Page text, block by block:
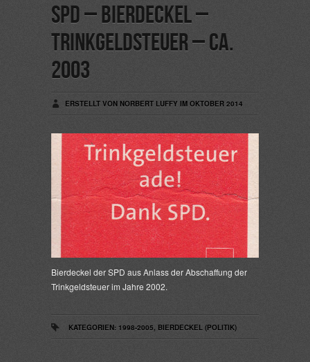
SPD – Bierdeckel –
Trinkgeldsteuer – ca.
2003
ERSTELLT VON NORBERT LUFFY IM OKTOBER 2014
Bierdeckel der SPD aus Anlass der Abschaffung der
Trinkgeldsteuer im Jahre 2002.
KATEGORIEN: 1998-2005, BIERDECKEL (POLITIK)